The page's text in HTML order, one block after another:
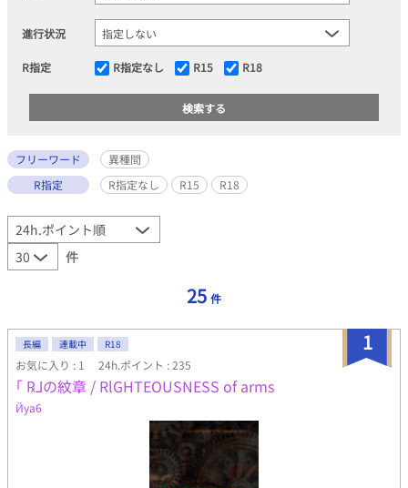
進行状況
R指定 R指定なし R15 R18
フリーワード
異種間
R指定
R指定なし R15 R18
件
25 件
1
長編 連載中 R18
お気に入り : 1 24h.ポイント : 235
｢ ℞⅃の紋章 / RlGHTEOUSNESS of arms
Йya6